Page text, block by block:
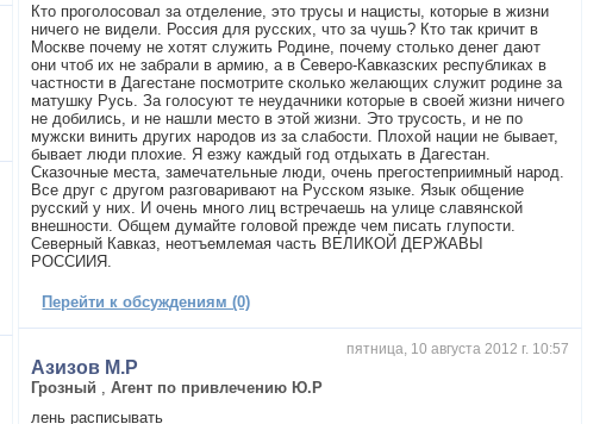
Кто проголосовал за отделение, это трусы и нацисты, которые в жизни
ничего не видели. Россия для русских, что за чушь? Кто так кричит в
Москве почему не хотят служить Родине, почему столько денег дают
они чтоб их не забрали в армию, а в Северо-Кавказских республиках в
частности в Дагестане посмотрите сколько желающих служит родине за
матушку Русь. За голосуют те неудачники которые в своей жизни ничего
не добились, и не нашли место в этой жизни. Это трусость, и не по
мужски винить других народов из за слабости. Плохой нации не бывает,
бывает люди плохие. Я езжу каждый год отдыхать в Дагестан.
Сказочные места, замечательные люди, очень прегостеприимный народ.
Все друг с другом разговаривают на Русском языке. Язык общение
русский у них. И очень много лиц встречаешь на улице славянской
внешности. Общем думайте головой прежде чем писать глупости.
Северный Кавказ, неотъемлемая часть ВЕЛИКОЙ ДЕРЖАВЫ
РОССИИЯ.
Перейти к обсуждениям (0)
пятница, 10 августа 2012 г. 10:57
Азизов М.Р
Грозный ,Агент по привлечению Ю.Р
лень расписывать